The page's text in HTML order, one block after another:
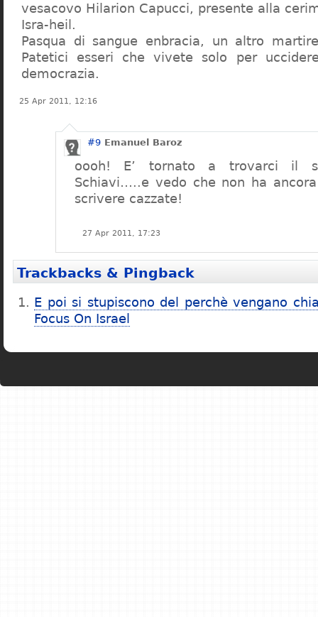
vesacovo Hilarion Capucci, presente alla
Isra-heil.
Pasqua di sangue enbracia, un altro
Patetici esseri che vivete solo per
democrazia.
25 Apr 2011, 12:16
#9 Emanuel Baroz
oooh! E’ tornato a trovarci il
Schiavi…..e vedo che non ha
scrivere cazzate!
27 Apr 2011, 17:23
Trackbacks & Pingback
E poi si stupiscono del perchè vengano
Focus On Israel